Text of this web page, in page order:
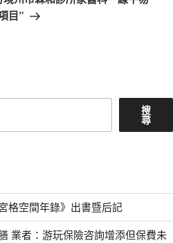
目”
搜
尋
格空間年錄》出書暨后記
業者：游玩保險咨詢增添但保費未